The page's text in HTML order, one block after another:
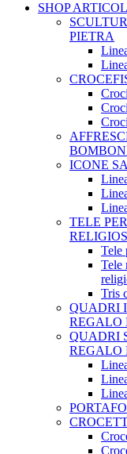
SHOP
PIETRA
ICONE
TELE
Tele
Tele
Tris
QUADRI
REGALO
QUADRI
REGALO